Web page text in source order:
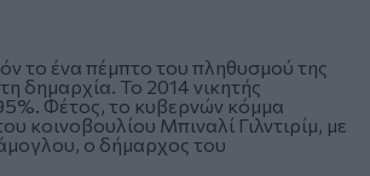
το ένα πέμπτο του πληθυσμού της
δημαρχία. Το 2014 νικητής
Φέτος, το κυβερνών κόμμα
Μπιναλί Γιλντιρίμ, με
ο δήμαρχος του